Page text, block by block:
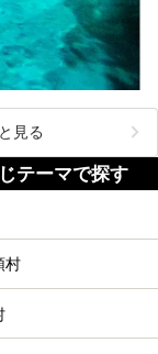
見る
テーマで探す
村